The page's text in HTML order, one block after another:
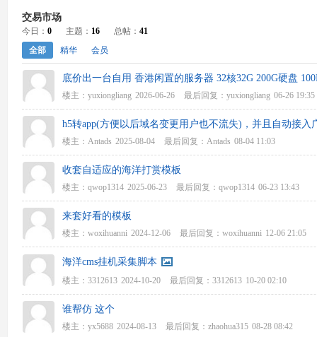
交易市场
今日： 0 主题： 16 总帖： 41
全部
精华 会员
底价出一台自用 香港闲置的服务器 32核32G 200G硬盘
楼主： yuxiongliang 2026-06-26 最后回复： yuxiongliang 06-26 19:35
h5转app(方便以后域名变更用户也不流失)，并且自动接入
楼主： Antads 2025-08-04 最后回复： Antads 08-04 11:03
收套自适应的海洋打赏模板
楼主： qwop1314 2025-06-23 最后回复： qwop1314 06-23 13:43
来套好看的模板
楼主： woxihuanni 2024-12-06 最后回复： woxihuanni 12-06 21:05
海洋cms挂机采集脚本
楼主： 3312613 2024-10-20 最后回复： 3312613 10-20 02:10
谁帮仿 这个
楼主： yx5688 2024-08-13 最后回复： zhaohua315 08-28 08:42